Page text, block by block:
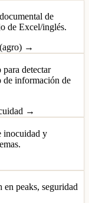
de
de Excel/inglés.
→
detectar
de información de
→
inocuidad y
peaks, seguridad